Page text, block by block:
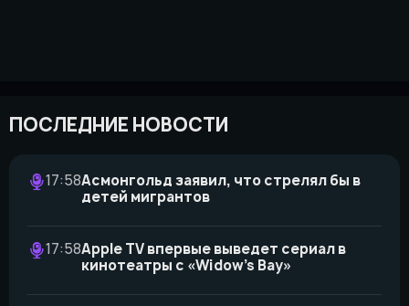
ПОСЛЕДНИЕ НОВОСТИ
17:58Асмонгольд заявил, что стрелял бы в
детей мигрантов
17:58Apple TV впервые выведет сериал в
кинотеатры с «Widow’s Bay»